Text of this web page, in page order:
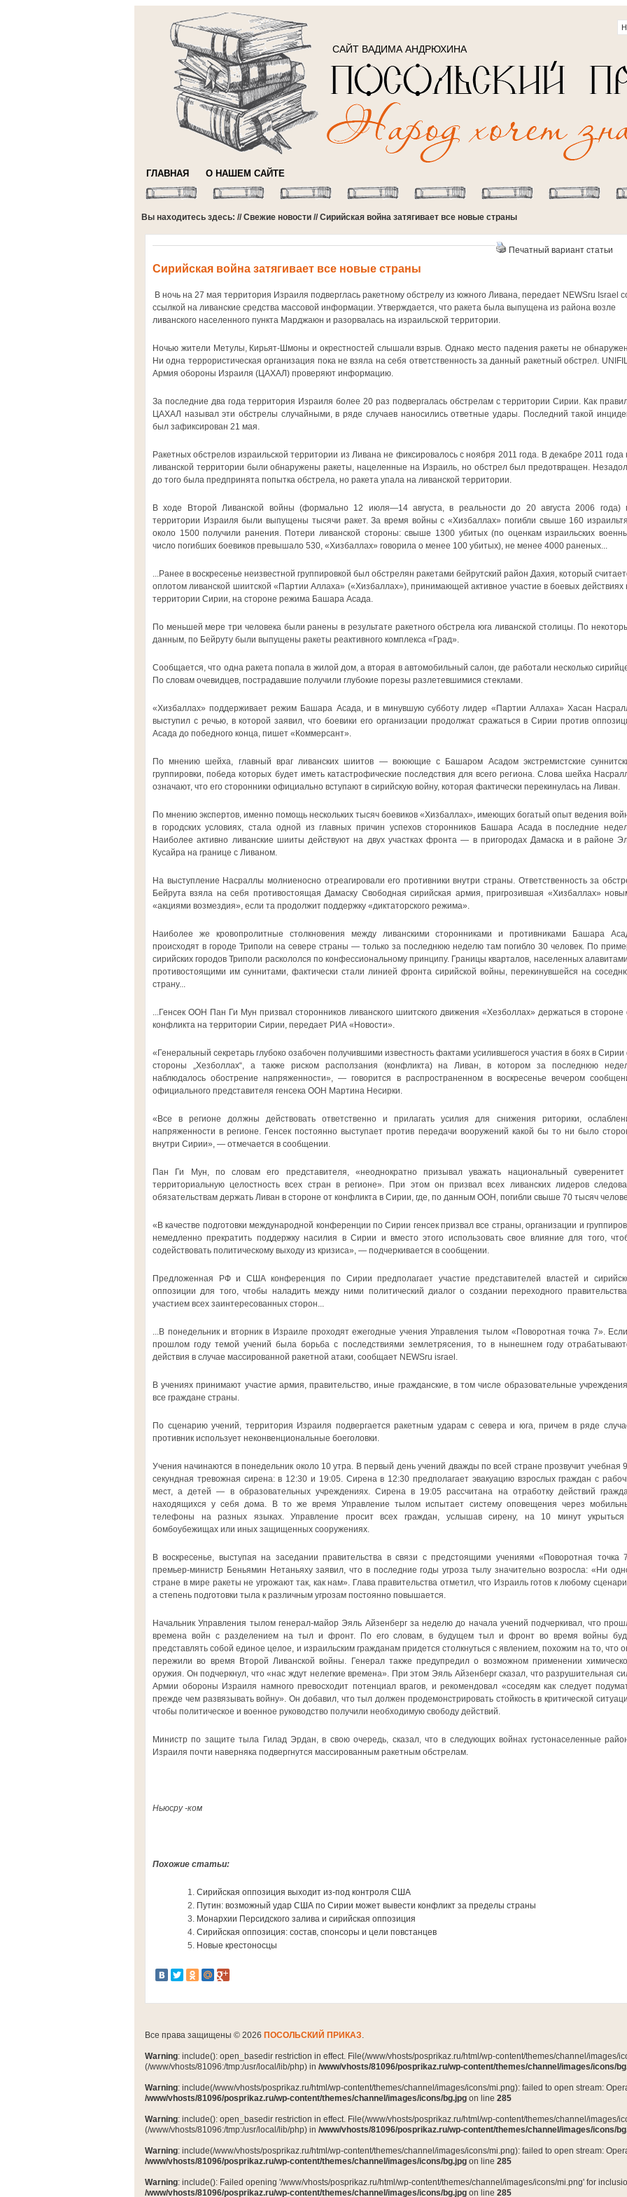
САЙТ ВАДИМА АНДРЮХИНА
ГЛАВНАЯ О НАШЕМ САЙТЕ
Вы находитесь здесь: //Свежие новости // Сирийская война затягивает все новые страны
Печатный вариант статьи
Сирийская война затягивает все новые страны
В ночь на 27 мая территория Израиля подверглась ракетному обстрелу из южного Ливана, передает NEWSru Israel
ссылкой на ливанские средства массовой информации. Утверждается, что ракета была выпущена из района возле
ливанского населенного пункта Марджаюн и разорвалась на израильской территории.
Ночью жители Метулы, Кирьят-Шмоны и окрестностей слышали взрыв. Однако место падения ракеты не
Ни одна террористическая организация пока не взяла на себя ответственность за данный ракетный обстрел.
Армия обороны Израиля (ЦАХАЛ) проверяют информацию.
За последние два года территория Израиля более 20 раз подвергалась обстрелам с территории Сирии. Как
ЦАХАЛ называл эти обстрелы случайными, в ряде случаев наносились ответные удары. Последний такой
был зафиксирован 21 мая.
Ракетных обстрелов израильской территории из Ливана не фиксировалось с ноября 2011 года. В декабре 2011 года
ливанской территории были обнаружены ракеты, нацеленные на Израиль, но обстрел был предотвращен.
до того была предпринята попытка обстрела, но ракета упала на ливанской территории.
В ходе Второй Ливанской войны (формально 12 июля—14 августа, в реальности до 20 августа 2006 года)
территории Израиля были выпущены тысячи ракет. За время войны с «Хизбаллах» погибли свыше 160
около 1500 получили ранения. Потери ливанской стороны: свыше 1300 убитых (по оценкам израильских
число погибших боевиков превышало 530, «Хизбаллах» говорила о менее 100 убитых), не менее 4000 раненых...
...Ранее в воскресенье неизвестной группировкой был обстрелян ракетами бейрутский район Дахия, который
оплотом ливанской шиитской «Партии Аллаха» («Хизбаллах»), принимающей активное участие в боевых действиях
территории Сирии, на стороне режима Башара Асада.
По меньшей мере три человека были ранены в результате ракетного обстрела юга ливанской столицы. По
данным, по Бейруту были выпущены ракеты реактивного комплекса «Град».
Сообщается, что одна ракета попала в жилой дом, а вторая в автомобильный салон, где работали несколько
По словам очевидцев, пострадавшие получили глубокие порезы разлетевшимися стеклами.
«Хизбаллах» поддерживает режим Башара Асада, и в минувшую субботу лидер «Партии Аллаха» Хасан
выступил с речью, в которой заявил, что боевики его организации продолжат сражаться в Сирии против
Асада до победного конца, пишет «Коммерсант».
По мнению шейха, главный враг ливанских шиитов — воюющие с Башаром Асадом экстремистские
группировки, победа которых будет иметь катастрофические последствия для всего региона. Слова шейха
означают, что его сторонники официально вступают в сирийскую войну, которая фактически перекинулась на Ливан.
По мнению экспертов, именно помощь нескольких тысяч боевиков «Хизбаллах», имеющих богатый опыт ведения
в городских условиях, стала одной из главных причин успехов сторонников Башара Асада в последние
Наиболее активно ливанские шииты действуют на двух участках фронта — в пригородах Дамаска и в районе
Кусайра на границе с Ливаном.
На выступление Насраллы молниеносно отреагировали его противники внутри страны. Ответственность за
Бейрута взяла на себя противостоящая Дамаску Свободная сирийская армия, пригрозившая «Хизбаллах»
«акциями возмездия», если та продолжит поддержку «диктаторского режима».
Наиболее же кровопролитные столкновения между ливанскими сторонниками и противниками Башара
происходят в городе Триполи на севере страны — только за последнюю неделю там погибло 30 человек. По
сирийских городов Триполи раскололся по конфессиональному принципу. Границы кварталов, населенных
противостоящими им суннитами, фактически стали линией фронта сирийской войны, перекинувшейся на
страну...
...Генсек ООН Пан Ги Мун призвал сторонников ливанского шиитского движения «Хезболлах» держаться в стороне
конфликта на территории Сирии, передает РИА «Новости».
«Генеральный секретарь глубоко озабочен получившими известность фактами усилившегося участия в боях в Сирии
стороны „Хезболлах“, а также риском расползания (конфликта) на Ливан, в котором за последнюю
наблюдалось обострение напряженности», — говорится в распространенном в воскресенье вечером
официального представителя генсека ООН Мартина Несирки.
«Все в регионе должны действовать ответственно и прилагать усилия для снижения риторики,
напряженности в регионе. Генсек постоянно выступает против передачи вооружений какой бы то ни было
внутри Сирии», — отмечается в сообщении.
Пан Ги Мун, по словам его представителя, «неоднократно призывал уважать национальный
территориальную целостность всех стран в регионе». При этом он призвал всех ливанских лидеров
обязательствам держать Ливан в стороне от конфликта в Сирии, где, по данным ООН, погибли свыше 70 тысяч
«В качестве подготовки международной конференции по Сирии генсек призвал все страны, организации и
немедленно прекратить поддержку насилия в Сирии и вместо этого использовать свое влияние для того,
содействовать политическому выходу из кризиса», — подчеркивается в сообщении.
Предложенная РФ и США конференция по Сирии предполагает участие представителей властей и
оппозиции для того, чтобы наладить между ними политический диалог о создании переходного
участием всех заинтересованных сторон...
...В понедельник и вторник в Израиле проходят ежегодные учения Управления тылом «Поворотная точка 7».
прошлом году темой учений была борьба с последствиями землетрясения, то в нынешнем году
действия в случае массированной ракетной атаки, сообщает NEWSru israel.
В учениях принимают участие армия, правительство, иные гражданские, в том числе образовательные
все граждане страны.
По сценарию учений, территория Израиля подвергается ракетным ударам с севера и юга, причем в ряде
противник использует неконвенциональные боеголовки.
Учения начинаются в понедельник около 10 утра. В первый день учений дважды по всей стране прозвучит учебная
секундная тревожная сирена: в 12:30 и 19:05. Сирена в 12:30 предполагает эвакуацию взрослых граждан с
мест, а детей — в образовательных учреждениях. Сирена в 19:05 рассчитана на отработку действий
находящихся у себя дома. В то же время Управление тылом испытает систему оповещения через
телефоны на разных языках. Управление просит всех граждан, услышав сирену, на 10 минут
бомбоубежищах или иных защищенных сооружениях.
В воскресенье, выступая на заседании правительства в связи с предстоящими учениями «Поворотная точка
премьер-министр Беньямин Нетаньяху заявил, что в последние годы угроза тылу значительно возросла: «Ни
стране в мире ракеты не угрожают так, как нам». Глава правительства отметил, что Израиль готов к любому
а степень подготовки тыла к различным угрозам постоянно повышается.
Начальник Управления тылом генерал-майор Эяль Айзенберг за неделю до начала учений подчеркивал, что
времена войн с разделением на тыл и фронт. По его словам, в будущем тыл и фронт во время войны
представлять собой единое целое, и израильским гражданам придется столкнуться с явлением, похожим на то, что
пережили во время Второй Ливанской войны. Генерал также предупредил о возможном применении
оружия. Он подчеркнул, что «нас ждут нелегкие времена». При этом Эяль Айзенберг сказал, что разрушительная
Армии обороны Израиля намного превосходит потенциал врагов, и рекомендовал «соседям как следует
прежде чем развязывать войну». Он добавил, что тыл должен продемонстрировать стойкость в критической
чтобы политическое и военное руководство получили необходимую свободу действий.
Министр по защите тыла Гилад Эрдан, в свою очередь, сказал, что в следующих войнах густонаселенные
Израиля почти наверняка подвергнутся массированным ракетным обстрелам.
Ньюсру -ком
Похожие статьи:
Сирийская оппозиция выходит из-под контроля США
Путин: возможный удар США по Сирии может вывести конфликт за пределы страны
Монархии Персидского залива и сирийская оппозиция
Сирийская оппозиция: состав, спонсоры и цели повстанцев
Новые крестоносцы
Все права защищены © 2026 ПОСОЛЬСКИЙ ПРИКАЗ.
Warning: include(): open_basedir restriction in effect. File(/www/vhosts/posprikaz.ru/html/wp-content/themes/channel/images/
(/www/vhosts/81096:/tmp:/usr/local/lib/php) in /www/vhosts/81096/posprikaz.ru/wp-content/themes/channel/images/icons/
Warning: include(/www/vhosts/posprikaz.ru/html/wp-content/themes/channel/images/icons/mi.png): failed to open stream:
/www/vhosts/81096/posprikaz.ru/wp-content/themes/channel/images/icons/bg.jpg on line 285
Warning: include(): open_basedir restriction in effect. File(/www/vhosts/posprikaz.ru/html/wp-content/themes/channel/images/
(/www/vhosts/81096:/tmp:/usr/local/lib/php) in /www/vhosts/81096/posprikaz.ru/wp-content/themes/channel/images/icons/
Warning: include(/www/vhosts/posprikaz.ru/html/wp-content/themes/channel/images/icons/mi.png): failed to open stream:
/www/vhosts/81096/posprikaz.ru/wp-content/themes/channel/images/icons/bg.jpg on line 285
Warning: include(): Failed opening '/www/vhosts/posprikaz.ru/html/wp-content/themes/channel/images/icons/mi.png' for
/www/vhosts/81096/posprikaz.ru/wp-content/themes/channel/images/icons/bg.jpg on line 285